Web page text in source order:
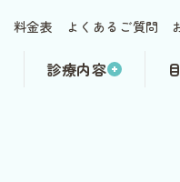
料金表 よくあるご質問
診療内容